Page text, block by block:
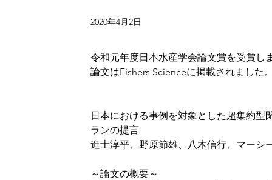
2020年4月2日
令和元年度日本水産学会論文賞を受賞し
論文はFishers Scienceに掲載されました
日本における事例を対象とした超集約
ランの提言
進士淳平、野原節雄、八木信行、マーシ
～論文の概要～